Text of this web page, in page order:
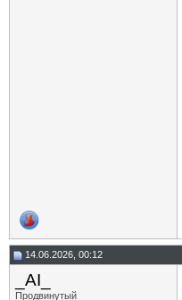
14.06.2026, 00:12
_AI_
Продвинутый